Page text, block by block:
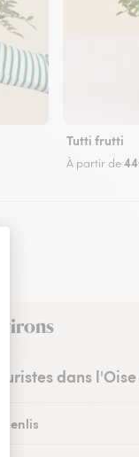
Tutti frutti
À partir de
dans
Senlis